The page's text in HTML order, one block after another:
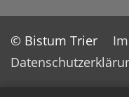
© Bistum Trier